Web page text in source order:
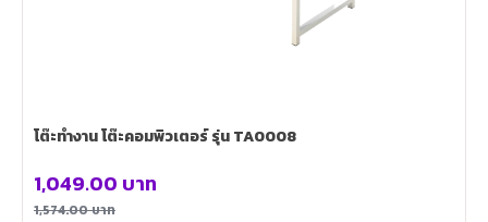
โต๊ะทำงาน โต๊ะคอมพิวเตอร์ รุ่น TA0008
1,574.00บาท
1,049.00 บาท